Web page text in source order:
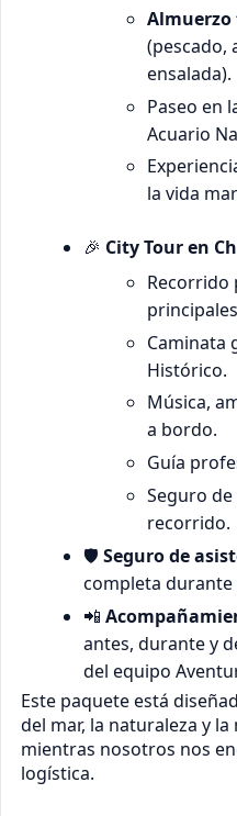
(pescado,
ensalada).
Paseo en
Acuario
la vida
🎉 City Tour en
Recorrido
Caminata
Histórico.
Música,
a bordo.
Guía
Seguro
recorrido.
🛡️Seguro de
completa durante
📲
antes, durante y
del equipo
Este paquete está
del mar, la naturaleza y
mientras nosotros nos
logística.